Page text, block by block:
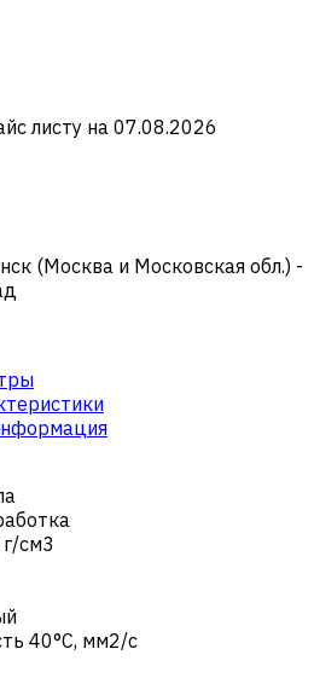
листу на 07.08.2026
(Москва и Московская обл.) -
см3
40°C, мм2/с